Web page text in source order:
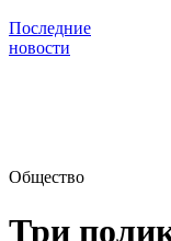
Последние
новости
Общество
Три